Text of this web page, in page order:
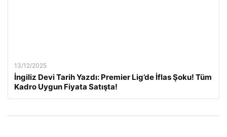
13/12/2025
İngiliz Devi Tarih Yazdı: Premier Lig’de İflas Şoku! Tüm
Kadro Uygun Fiyata Satışta!